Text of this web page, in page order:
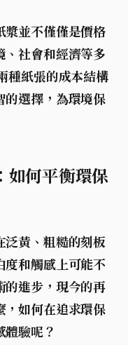
漿並不僅僅是價格
、社會和經濟等多
種紙張的成本結構
的選擇，為環境保
如何平衡環保
泛黃、粗糙的刻板
度和觸感上可能不
的進步，現今的再
，如何在追求環保
體驗呢？